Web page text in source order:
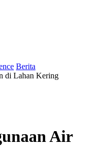
Berita
di Lahan Kering
Air